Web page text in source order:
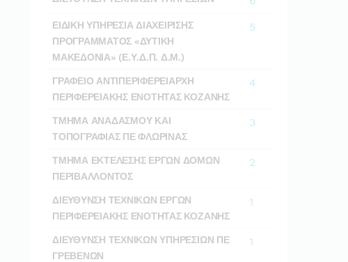
ΕΙΔΙΚΗ ΥΠΗΡΕΣΙΑ ΔΙΑΧΕΙΡΙΣΗΣ
ΠΡΟΓΡΑΜΜΑΤΟΣ «ΔΥΤΙΚΗ
ΜΑΚΕΔΟΝΙΑ» (Ε.Υ.Δ.Π. Δ.Μ.)
5
ΓΡΑΦΕΙΟ ΑΝΤΙΠΕΡΙΦΕΡΕΙΑΡΧΗ
ΠΕΡΙΦΕΡΕΙΑΚΗΣ ΕΝΟΤΗΤΑΣ ΚΟΖΑΝΗΣ
4
ΤΜΗΜΑ ΑΝΑΔΑΣΜΟΥ ΚΑΙ
ΤΟΠΟΓΡΑΦΙΑΣ ΠΕ ΦΛΩΡΙΝΑΣ
3
ΤΜΗΜΑ ΕΚΤΕΛΕΣΗΣ ΕΡΓΩΝ ΔΟΜΩΝ
ΠΕΡΙΒΑΛΛΟΝΤΟΣ
2
ΔΙΕΥΘΥΝΣΗ ΤΕΧΝΙΚΩΝ ΕΡΓΩΝ
ΠΕΡΙΦΕΡΕΙΑΚΗΣ ΕΝΟΤΗΤΑΣ ΚΟΖΑΝΗΣ
1
ΔΙΕΥΘΥΝΣΗ ΤΕΧΝΙΚΩΝ ΥΠΗΡΕΣΙΩΝ ΠΕ
ΓΡΕΒΕΝΩΝ
1